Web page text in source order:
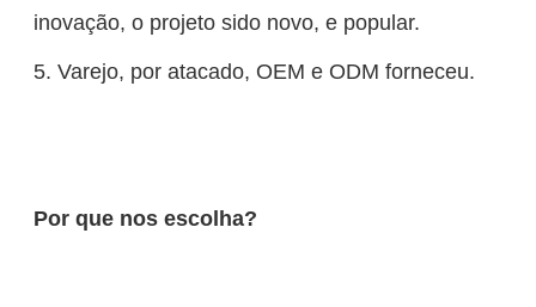
inovação, o projeto sido novo, e popular.
5. Varejo, por atacado, OEM e ODM forneceu.
Por que nos escolha?